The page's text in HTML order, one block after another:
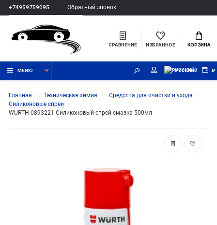
+74959759095 Обратный звонок
СРАВНЕНИЕ ИЗБРАННОЕ КОРЗИНА
МЕНЮ РУССКИЙ ₽
Главная Техническая химия
Средства для очистки и ухода
Силиконовые спреи
WURTH 0893221 Силиконовый спрей-смазка 500мл